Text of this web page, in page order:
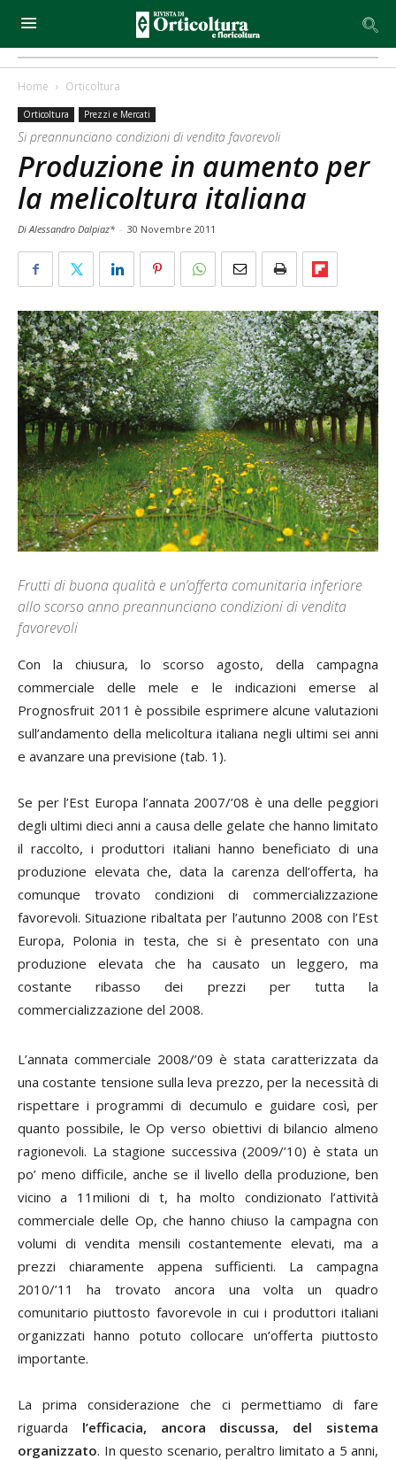
Home Orticoltura
Orticoltura Prezzi e Mercati
Si preannunciano condizioni di vendita favorevoli
Produzione in aumento per
la melicoltura italiana
Di Alessandro Dalpiaz* - 30 Novembre 2011
Frutti di buona qualità e un’offerta comunitaria inferiore
allo scorso anno preannunciano condizioni di vendita
favorevoli
Con la chiusura, lo scorso agosto, della campagna
commerciale delle mele e le indicazioni emerse al
Prognosfruit 2011 è possibile esprimere alcune valutazioni
sull’andamento della melicoltura italiana negli ultimi sei anni
e avanzare una previsione (tab. 1).
Se per l’Est Europa l’annata 2007/’08 è una delle peggiori
degli ultimi dieci anni a causa delle gelate che hanno limitato
il raccolto, i produttori italiani hanno beneficiato di una
produzione elevata che, data la carenza dell’offerta, ha
comunque trovato condizioni di commercializzazione
favorevoli. Situazione ribaltata per l’autunno 2008 con l’Est
Europa, Polonia in testa, che si è presentato con una
produzione elevata che ha causato un leggero, ma
costante ribasso dei prezzi per tutta la
commercializzazione del 2008.
L’annata commerciale 2008/’09 è stata caratterizzata da
una costante tensione sulla leva prezzo, per la necessità di
rispettare i programmi di decumulo e guidare così, per
quanto possibile, le Op verso obiettivi di bilancio almeno
ragionevoli. La stagione successiva (2009/’10) è stata un
po’ meno difficile, anche se il livello della produzione, ben
vicino a 11milioni di t, ha molto condizionato l’attività
commerciale delle Op, che hanno chiuso la campagna con
volumi di vendita mensili costantemente elevati, ma a
prezzi chiaramente appena sufficienti. La campagna
2010/’11 ha trovato ancora una volta un quadro
comunitario piuttosto favorevole in cui i produttori italiani
organizzati hanno potuto collocare un’offerta piuttosto
importante.
La prima considerazione che ci permettiamo di fare
riguarda l’efficacia, ancora discussa, del sistema
organizzato. In questo scenario, peraltro limitato a 5 anni,